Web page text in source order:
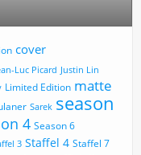
cover
Luc Picard Justin Lin
Limited Edition matte
Sarek season
4 Season 6
3 Staffel 4 Staffel 7